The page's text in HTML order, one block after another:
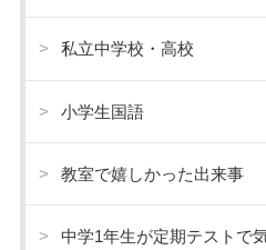
私立中学校・高校
小学生国語
教室で嬉しかった出来事
中学1年生が定期テストで